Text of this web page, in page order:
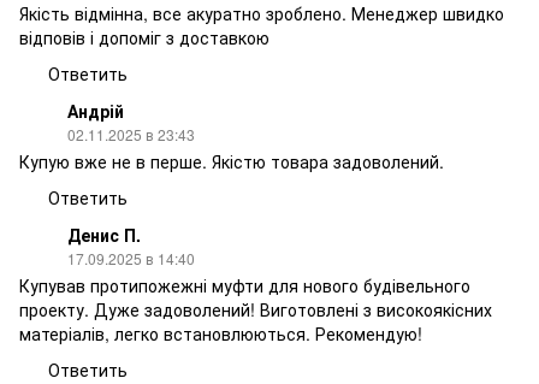
Якість відмінна, все акуратно зроблено. Менеджер швидко
відповів і допоміг з доставкою
Ответить
Андрій
02.11.2025 в 23:43
Купую вже не в перше. Якістю товара задоволений.
Ответить
Денис П.
17.09.2025 в 14:40
Купував протипожежні муфти для нового будівельного
проекту. Дуже задоволений! Виготовлені з високоякісних
матеріалів, легко встановлюються. Рекомендую!
Ответить